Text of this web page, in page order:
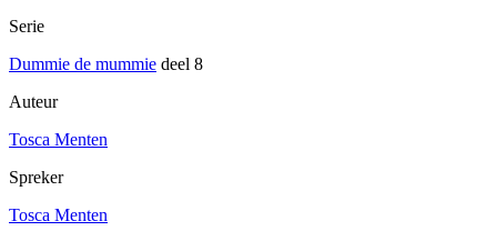
Serie
Dummie de mummie deel 8
Auteur
Tosca Menten
Spreker
Tosca Menten